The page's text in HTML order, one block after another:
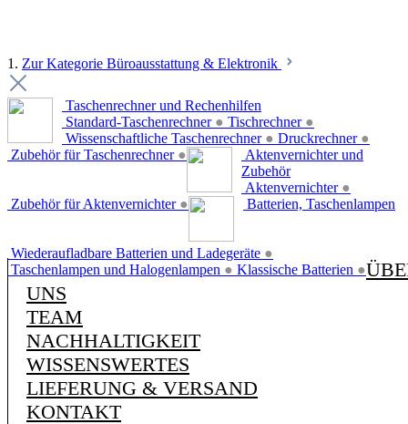
1. Zur Kategorie Büroausstattung & Elektronik
Taschenrechner und Rechenhilfen
Standard-Taschenrechner ● Tischrechner ●
Wissenschaftliche Taschenrechner ● Druckrechner ●
Zubehör für Taschenrechner ●
Aktenvernichter und
Zubehör
Aktenvernichter ●
Zubehör für Aktenvernichter ● Batterien, Taschenlampen
Wiederaufladbare Batterien und Ladegeräte ●
Taschenlampen und Halogenlampen ● Klassische Batterien ●
UNS
TEAM
NACHHALTIGKEIT
WISSENSWERTES
LIEFERUNG & VERSAND
KONTAKT